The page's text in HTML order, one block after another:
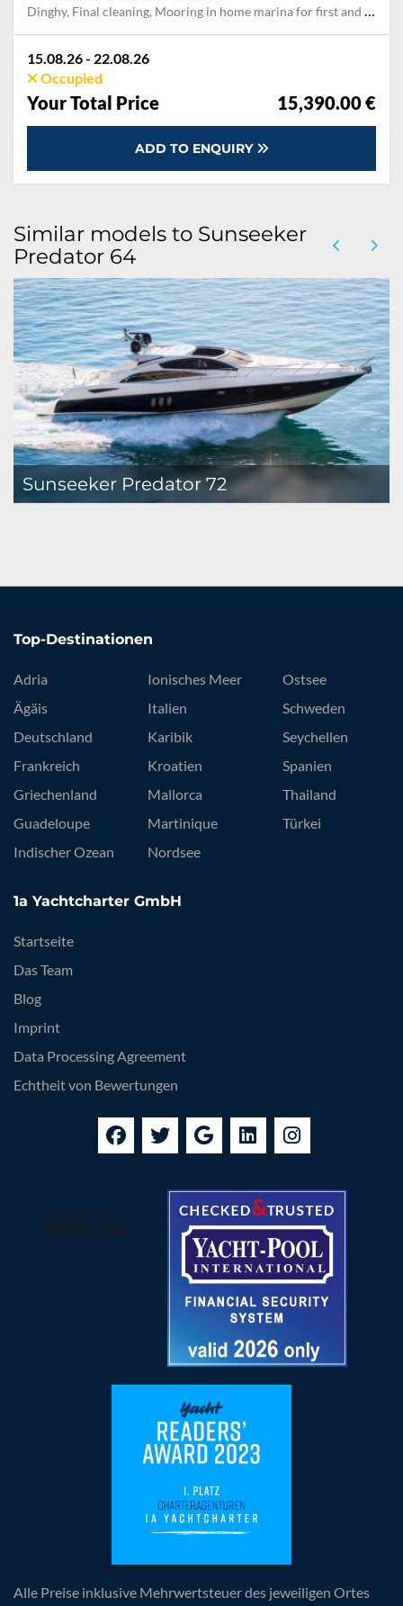
Dinghy, Final cleaning, Mooring in home marina for first and last night, Outboard engine, Permit / Transitlog, Pillow, blanket, sheets, duvet cover, Towels
15.08.26 - 22.08.26
Occupied
Your Total Price 15,390.00 €
ADD TO ENQUIRY
Similar models to Sunseeker
Predator 64
Sunseeker Predator 72
Top-Destinationen
Adria
Ägäis
Deutschland
Frankreich
Griechenland
Guadeloupe
Indischer Ozean
Ionisches Meer
Italien
Karibik
Kroatien
Mallorca
Martinique
Nordsee
Ostsee
Schweden
Seychellen
Spanien
Thailand
Türkei
1a Yachtcharter GmbH
Startseite
Das Team
Blog
Imprint
Data Processing Agreement
Echtheit von Bewertungen
Alle Preise inklusive Mehrwertsteuer des jeweiligen Ortes